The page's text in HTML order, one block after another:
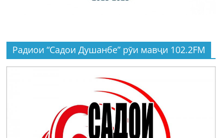
Радиои “Садои Душанбе” рӯи мавҷи 102.2FM